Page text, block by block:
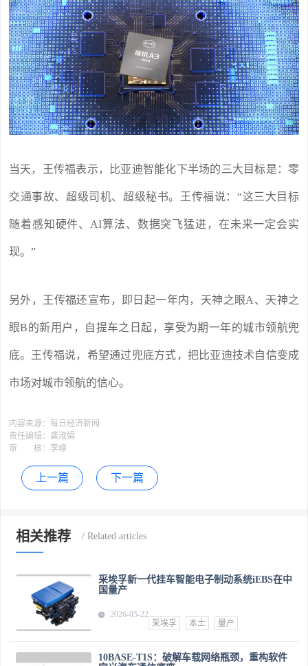
当天，王传福表示，比亚迪智能化下半场的三大目标是：零
交通事故、超级司机、超级秘书。王传福说：“这三大目标
随着感知硬件、AI算法、数据突飞猛进，在未来一定会实
现。”
另外，王传福还宣布，即日起一年内，天神之眼A、天神之
眼B的新用户，自提车之日起，享受为期一年的城市领航兜
底。王传福说，希望通过兜底方式，把比亚迪技术自信变成
市场对城市领航的信心。
内容来源： 每日经济新闻
责任编辑： 龚淑娟
审 核： 李峥
上一篇 下一篇
相关推荐
采埃孚新一代挂车智能电子制动系统iEBS在中
国量产
2026-05-22
采埃孚
本土 量产
10BASE-T1S：破解车载网络瓶颈，重构软件